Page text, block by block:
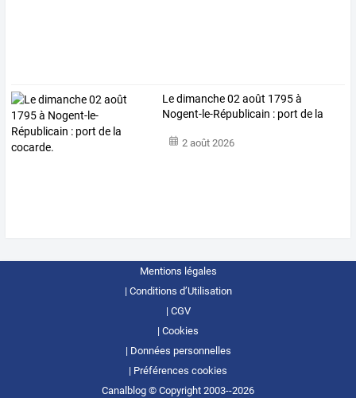
Le dimanche 02 août 1795 à
Nogent-le-Républicain : port de la
2 août 2026
Mentions légales
Conditions d’Utilisation
CGV
Cookies
Données personnelles
Préférences cookies
Canalblog © Copyright 2003--2026